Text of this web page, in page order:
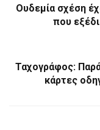
Ουδεμία σχέση
που
Ταχογράφος:
κάρτες